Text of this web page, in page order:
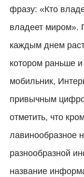
фразу: «Кто
владеет миром».
каждым днем
котором раньше
мобильник,
привычным
отметить, что
лавинообразное
разнообразной
название